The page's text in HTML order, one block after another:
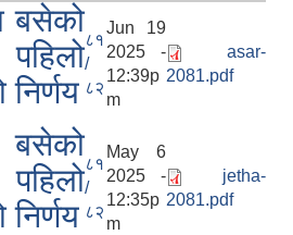
बसेको
पहिलो८१
/
८२
Jun 19
2025 -
12:39p
m
asar-
2081.pdf
बसेको
पहिलो८१
/
८२
May 6
2025 -
12:35p
m
jetha-
2081.pdf